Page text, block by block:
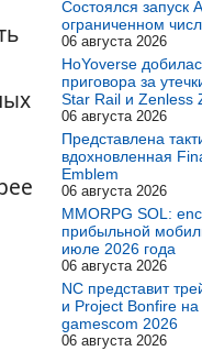
Состоялся запуск
ограниченном
06 августа 2026
HoYoverse
приговора за
Star Rail и Zenless
06 августа 2026
Представлена
вдохновленная
Emblem
06 августа 2026
MMORPG SOL:
прибыльной
июле 2026 года
06 августа 2026
NC представит
и Project Bonfire на
gamescom 2026
06 августа 2026